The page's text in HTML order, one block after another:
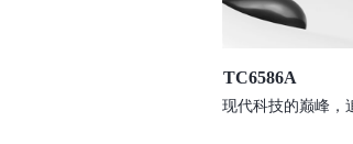
TC6586A
现代科技的巅峰，